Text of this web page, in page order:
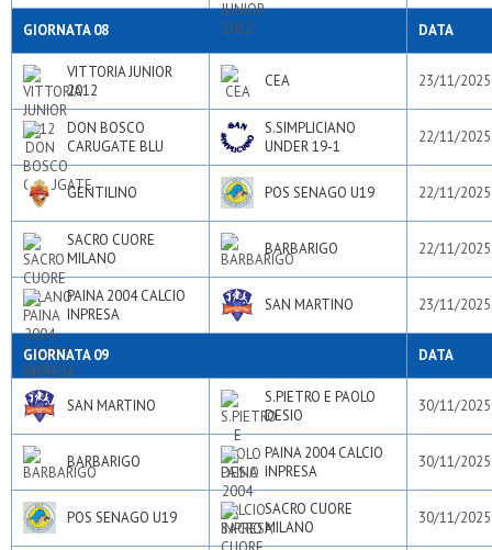
GIORNATA 08 DATA
VITTORIA JUNIOR
2012
CEA 23/11/2025
DON BOSCO
CARUGATE BLU
S.SIMPLICIANO
UNDER 19-1
22/11/2025
GENTILINO POS SENAGO U19 22/11/2025
SACRO CUORE
MILANO
BARBARIGO 22/11/2025
PAINA 2004 CALCIO
INPRESA
SAN MARTINO 23/11/2025
GIORNATA 09 DATA
SAN MARTINO
S.PIETRO E PAOLO
DESIO
30/11/2025
BARBARIGO
PAINA 2004 CALCIO
INPRESA
30/11/2025
POS SENAGO U19
SACRO CUORE
MILANO
30/11/2025